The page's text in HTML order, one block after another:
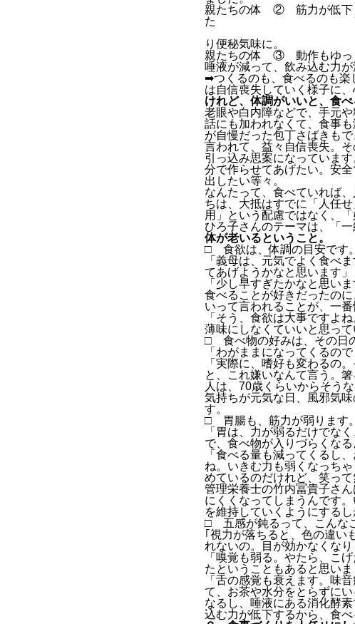
親たちの体 ② 筋力が低下
手指に力がにくく
り便秘気味に。
親たちの体 ③ 動作もゆっ
唾液が減って、飲み込む力
➡つくるのも、食べるのも楽
は自信喪失していく様子に、
けれど、体調がいいと、食
老眼や白内障などで、手元
話にも加われなくて、食事
が自慢だった包丁さばきも
言われて、益々自信喪失。
引っ込み思案になっていま
分で作らせてあげたい。安
出したい等々。
なんたって、食べていれば
ちは、大抵はすでに「人任
用」という配慮ではなく、
ひろ子さんのテーマは、「一
体が老いるということ。
□ 食欲は、体調の目安です。
「義母は、元気でよく食べ
てあげようかなと思います」
「少し早すぎたかなと思い
食べることが好きだったの
いって言われることが、一番
「そう、食欲は大事ですよ
薄味にしなくていいと思っ
□ 食べ物の好みは、その日
「わがままになってくるので
「実際に、嗜好も変わるの
と、これ嫌いなんて言う。
人は、70歳くらいからそうな
気持ちが元気な日、風邪気
す。
□ 胃腸も、筋力が弱ります
「胃は、力が弱るだけでな
で、食べ物が入りづらくな
「食べる量も減ってくるし
ね。いきむ力も弱くなっち
めているのだけれど、笑って
管理栄養士の竹内冨貴子さ
にくくなってしまうんです
を維持していくようにする
□ 五感が鈍るって、こんな
｢視力が落ちると、色の違い
れないの。目が効かなくなり
「嗅覚も弱る。やたら、こ
たということもあると思いま
「舌の感覚も衰えます。味
て、お茶や水分をとらずに
なるし、唾液にある消化酵
込む力が低下するから、食